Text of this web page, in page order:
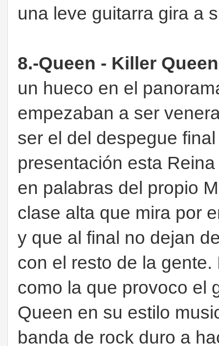
una leve guitarra gira a
8.-Queen - Killer Queen
un hueco en el
empezaban a ser
ser el del despegue
presentación esta
en palabras del propio
clase alta que mira por
y que al final no dejan
con el resto de la
como la que provoco el
Queen en su estilo
banda de rock duro a